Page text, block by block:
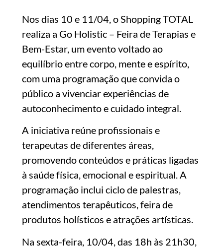
Nos dias 10 e 11/04, o Shopping TOTAL
realiza a Go Holistic – Feira de Terapias e
Bem-Estar, um evento voltado ao
equilíbrio entre corpo, mente e espírito,
com uma programação que convida o
público a vivenciar experiências de
autoconhecimento e cuidado integral.
A iniciativa reúne profissionais e
terapeutas de diferentes áreas,
promovendo conteúdos e práticas ligadas
à saúde física, emocional e espiritual. A
programação inclui ciclo de palestras,
atendimentos terapêuticos, feira de
produtos holísticos e atrações artísticas.
Na sexta-feira, 10/04, das 18h às 21h30,